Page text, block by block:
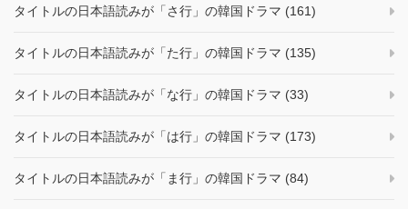
タイトルの日本語読みが「さ行」の韓国ドラマ (161)
タイトルの日本語読みが「た行」の韓国ドラマ (135)
タイトルの日本語読みが「な行」の韓国ドラマ (33)
タイトルの日本語読みが「は行」の韓国ドラマ (173)
タイトルの日本語読みが「ま行」の韓国ドラマ (84)